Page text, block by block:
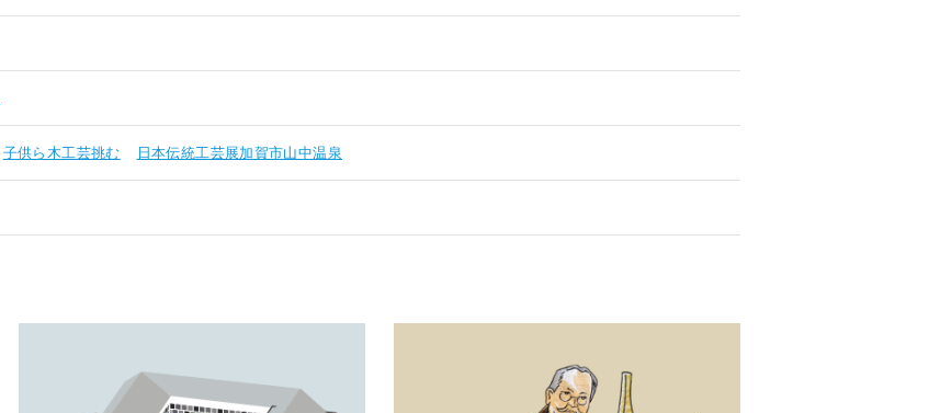
子供ら木工芸挑む 日本伝統工芸展加賀市山中温泉